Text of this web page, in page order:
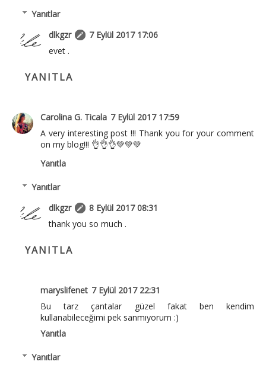
Yanıtlar
dlkgzr
7 Eylül 2017 17:06
evet .
YANITLA
Carolina G. Ticala 7 Eylül 2017 17:59
A very interesting post !!! Thank you for your comment
on my blog!!! 👌👌👌💚💚💚
Yanıtla
Yanıtlar
dlkgzr
8 Eylül 2017 08:31
thank you so much .
YANITLA
maryslifenet 7 Eylül 2017 22:31
Bu tarz çantalar güzel fakat ben kendim
kullanabileceğimi pek sanmıyorum :)
Yanıtla
Yanıtlar